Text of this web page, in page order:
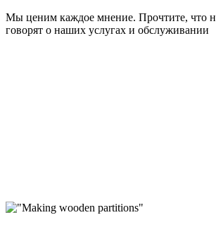
Мы ценим каждое мнение. Прочтите, что
говорят о наших услугах и обслуживании